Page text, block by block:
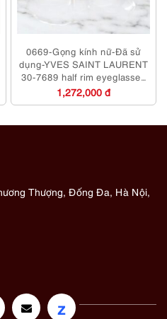
0669-Gọng kính nữ-Đã sử
dụng-YVES SAINT LAURENT
30-7689 half rim eyeglasses
frame
1,272,000 đ
Thượng, Đống Đa, Hà Nội,
z